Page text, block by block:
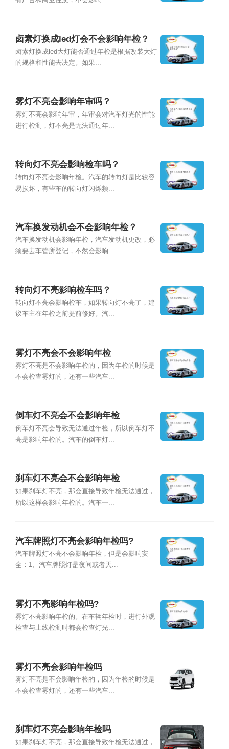
卤素灯换成led灯会不会影响年检？
卤素灯换成led大灯能否通过年检是根据改装大灯
的规格和性能去决定。如果...
雾灯不亮会影响年审吗？
雾灯不亮会影响年审，年审会对汽车灯光的性能
进行检测，灯不亮是无法通过年...
转向灯不亮会影响检车吗？
转向灯不亮会影响年检。汽车的转向灯是比较容
易损坏，有些车的转向灯闪烁频...
汽车换发动机会不会影响年检？
汽车换发动机会影响年检，汽车发动机更改，必
须要去车管所登记，不然会影响...
转向灯不亮影响检车吗？
转向灯不亮会影响检车，如果转向灯不亮了，建
议车主在年检之前提前修好。汽...
雾灯不亮会不会影响年检
雾灯不亮是不会影响年检的，因为年检的时候是
不会检查雾灯的，还有一些汽车...
倒车灯不亮会不会影响年检
倒车灯不亮会导致无法通过年检，所以倒车灯不
亮是影响年检的。汽车的倒车灯...
刹车灯不亮会不会影响年检
如果刹车灯不亮，那会直接导致年检无法通过，
所以这样会影响年检的。汽车一...
汽车牌照灯不亮会影响年检吗?
汽车牌照灯不亮不会影响年检，但是会影响安
全：1、汽车牌照灯是夜间或者天...
雾灯不亮影响年检吗?
雾灯不亮影响年检的。在车辆年检时，进行外观
检查与上线检测时都会检查灯光...
雾灯不亮会影响年检吗
雾灯不亮是不会影响年检的，因为年检的时候是
不会检查雾灯的，还有一些汽车...
刹车灯不亮会影响年检吗
如果刹车灯不亮，那会直接导致年检无法通过，